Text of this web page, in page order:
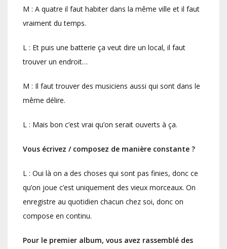
M : A quatre il faut habiter dans la même ville et il faut
vraiment du temps.
L : Et puis une batterie ça veut dire un local, il faut
trouver un endroit…
M : Il faut trouver des musiciens aussi qui sont dans le
même délire.
L : Mais bon c’est vrai qu’on serait ouverts à ça.
Vous écrivez / composez de manière constante ?
L : Oui là on a des choses qui sont pas finies, donc ce
qu’on joue c’est uniquement des vieux morceaux. On
enregistre au quotidien chacun chez soi, donc on
compose en continu.
Pour le premier album, vous avez rassemblé des